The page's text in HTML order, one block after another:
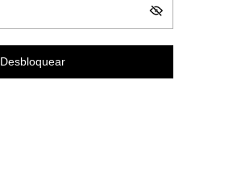
Desbloquear